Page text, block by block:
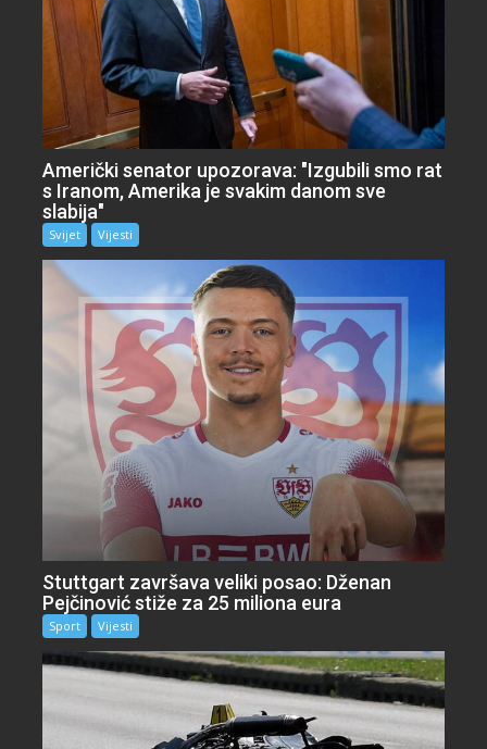
Američki senator upozorava: "Izgubili smo rat
s Iranom, Amerika je svakim danom sve
slabija"
Svijet Vijesti
Stuttgart završava veliki posao: Dženan
Pejčinović stiže za 25 miliona eura
Sport Vijesti